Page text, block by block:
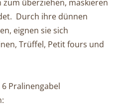
zum überziehen, maskieren
Durch ihre dünnen
eignen sie sich
Trüffel, Petit fours und
Pralinengabel